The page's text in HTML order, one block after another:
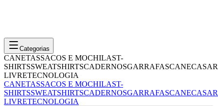
Categorias
CANETASSACOS E MOCHILAST-
SHIRTSSWEATSHIRTSCADERNOSGARRAFASCANECASAR
LIVRETECNOLOGIA
CANETASSACOS E MOCHILAST-
SHIRTSSWEATSHIRTSCADERNOSGARRAFASCANECASAR
LIVRETECNOLOGIA